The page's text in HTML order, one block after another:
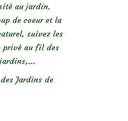
au jardin.
de coeur et la
suivez les
privé au fil des
Jardins de